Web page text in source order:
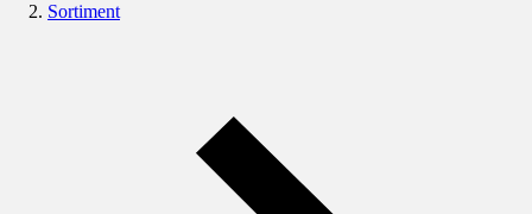
Sortiment